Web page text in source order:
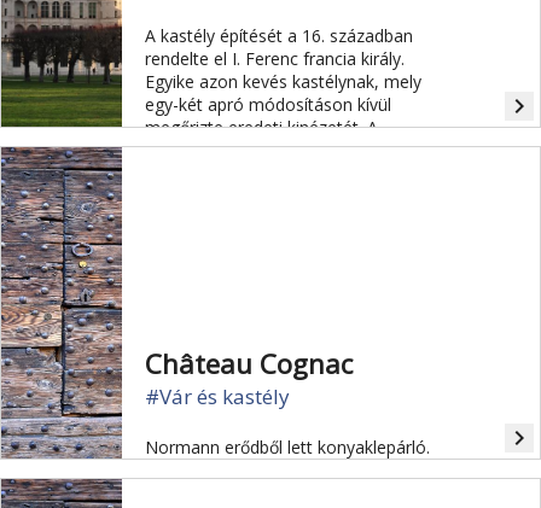
A kastély építését a 16. században
rendelte el I. Ferenc francia király.
Egyike azon kevés kastélynak, mely
egy-két apró módosításon kívül
megőrizte eredeti kinézetét. A
kastélyt körbevevő erdős birtok
navigate_next
Château Cognac
#Vár és kastély
Normann erődből lett konyaklepárló. navigate_next